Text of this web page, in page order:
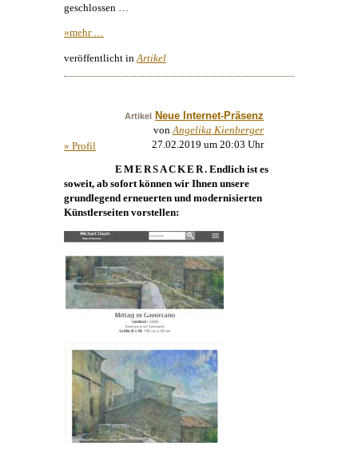
geschlossen …
»mehr …
veröffentlicht in Artikel
Artikel Neue Internet-Präsenz
von Angelika Kienberger
» Profil
27.02.2019 um 20:03 Uhr
EMERSACKER. Endlich ist es
soweit, ab sofort können wir Ihnen unsere
grundlegend erneuerten und modernisierten
Künstlerseiten vorstellen: